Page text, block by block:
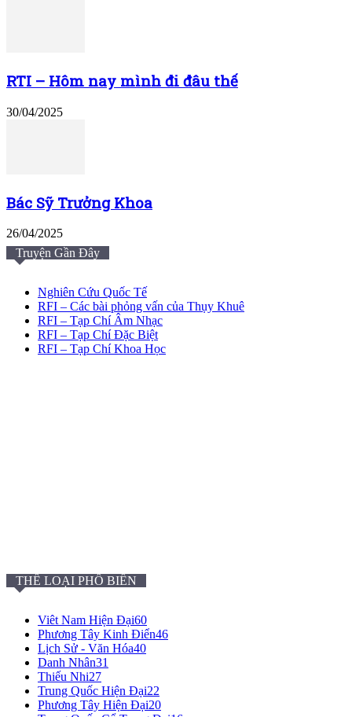
RTI – Hôm nay mình đi đâu thế
30/04/2025
Bác Sỹ Trưởng Khoa
26/04/2025
Truyện Gần Đây
Nghiên Cứu Quốc Tế
RFI – Các bài phỏng vấn của Thụy Khuê
RFI – Tạp Chí Âm Nhạc
RFI – Tạp Chí Đặc Biệt
RFI – Tạp Chí Khoa Học
THỂ LOẠI PHỔ BIẾN
Viêt Nam Hiện Đại60
Phương Tây Kinh Điển46
Lịch Sử - Văn Hóa40
Danh Nhân31
Thiếu Nhi27
Trung Quốc Hiện Đại22
Phương Tây Hiện Đại20